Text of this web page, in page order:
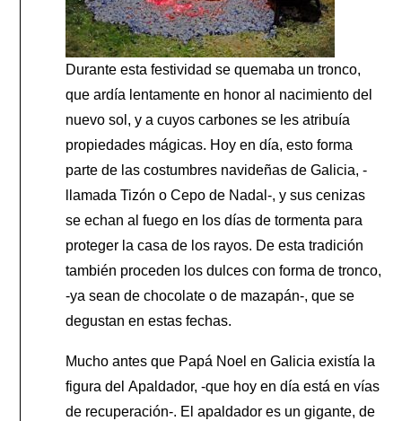
Durante esta festividad se quemaba un tronco,
que ardía lentamente en honor al nacimiento del
nuevo sol, y a cuyos carbones se les atribuía
propiedades mágicas. Hoy en día, esto forma
parte de las costumbres navideñas de Galicia, -
llamada Tizón o Cepo de Nadal-, y sus cenizas
se echan al fuego en los días de tormenta para
proteger la casa de los rayos. De esta tradición
también proceden los dulces con forma de tronco,
-ya sean de chocolate o de mazapán-, que se
degustan en estas fechas.
Mucho antes que Papá Noel en Galicia existía la
figura del Apaldador, -que hoy en día está en vías
de recuperación-. El apaldador es un gigante, de